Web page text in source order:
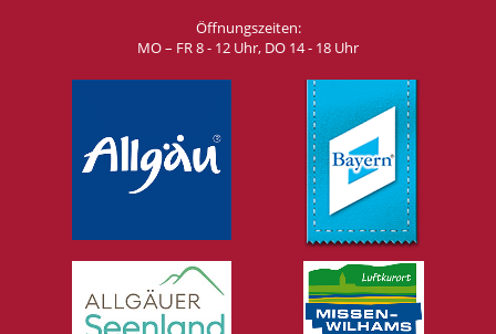
Öffnungszeiten:
MO – FR 8 - 12 Uhr, DO 14 - 18 Uhr